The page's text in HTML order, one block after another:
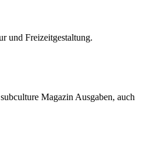
und Freizeitgestaltung.
Magazin Ausgaben, auch